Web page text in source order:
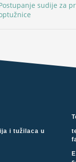
sudije za
i tužilaca u